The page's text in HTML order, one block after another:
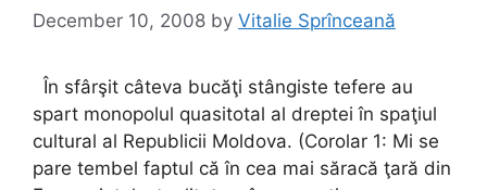
December 10, 2008 by Vitalie Sprînceană
În sfârşit câteva bucăţi stângiste tefere au
spart monopolul quasitotal al dreptei în spaţiul
cultural al Republicii Moldova. (Corolar 1: Mi se
pare tembel faptul că în cea mai săracă ţară din